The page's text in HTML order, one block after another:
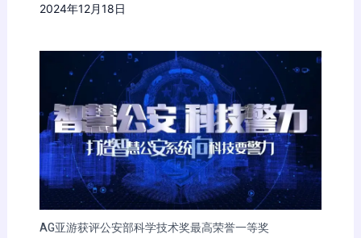
2024年12月18日
AG亚游获评公安部科学技术奖最高荣誉一等奖